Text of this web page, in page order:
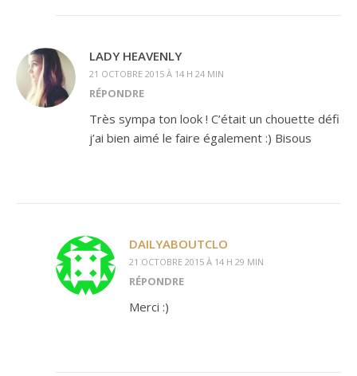
LADY HEAVENLY
21 OCTOBRE 2015 À 14 H 24 MIN
RÉPONDRE
Très sympa ton look ! C’était un chouette défi
j’ai bien aimé le faire également :) Bisous
DAILYABOUTCLO
21 OCTOBRE 2015 À 14 H 29 MIN
RÉPONDRE
Merci :)